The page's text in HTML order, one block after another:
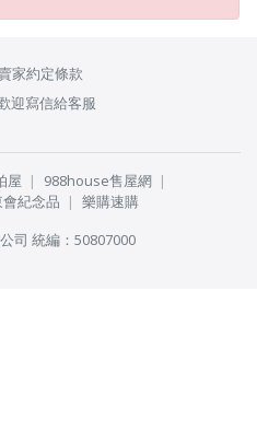
家約定條款
迎寫信給客服
屋
988house售屋網
紀念品
樂購速購
司 統編：50807000